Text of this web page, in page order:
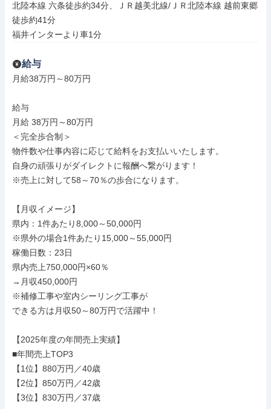
北陸本線 六条徒歩約34分、ＪＲ越美北線/ＪＲ北陸本線 越前東郷
徒歩約41分
福井インターより車1分
給与
月給38万円～80万円
給与
月給 38万円～80万円
＜完全歩合制＞
物件数や仕事内容に応じて給料をお支払いいたします。
自身の頑張りがダイレクトに報酬へ繋がります！
※売上に対して58～70％の歩合になります。
【月収イメージ】
県内：1件あたり8,000～50,000円
※県外の場合1件あたり15,000～55,000円
稼働日数：23日
県内売上750,000円×60％
→月収450,000円
※補修工事や室内シーリング工事が
できる方は月収50～80万円で活躍中！
【2025年度の年間売上実績】
■年間売上TOP3
【1位】880万円／40歳
【2位】850万円／42歳
【3位】830万円／37歳